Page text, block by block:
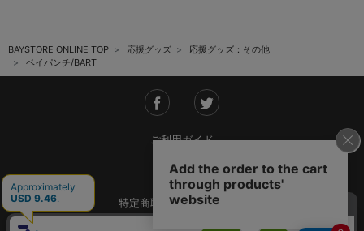
BAYSTORE ONLINE TOP 応援グッズ
応援グッズ：その他
ベイパンチ/BART
ご利用ガイド
会社概要
特定商取引法に基づく表記